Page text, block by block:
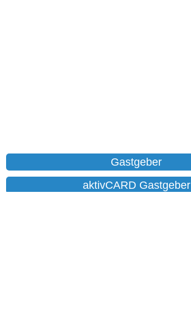
Gastgeber
aktivCARD Gastgeber